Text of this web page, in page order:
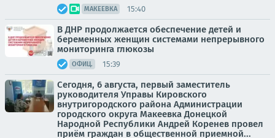
МАКЕЕВКА 15:40
В ДНР продолжается обеспечение детей и
беременных женщин системами непрерывного
мониторинга глюкозы
ОФИЦ. 15:39
Сегодня, 6 августа, первый заместитель
руководителя Управы Кировского
внутригородского района Администрации
городского округа Макеевка Донецкой
Народной Республики Андрей Коренев провел
приём граждан в общественной приемной...